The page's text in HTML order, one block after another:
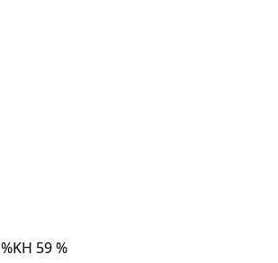
%KH 59%